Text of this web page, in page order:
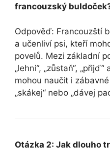
francouzský
Odpověď: Francouzští
a učenliví psi, kteří
povelů. Mezi základní
„lehni“, „zůstaň“,
mohou naučit i
„skákej“ nebo „dávej
Otázka 2: Jak dlouho